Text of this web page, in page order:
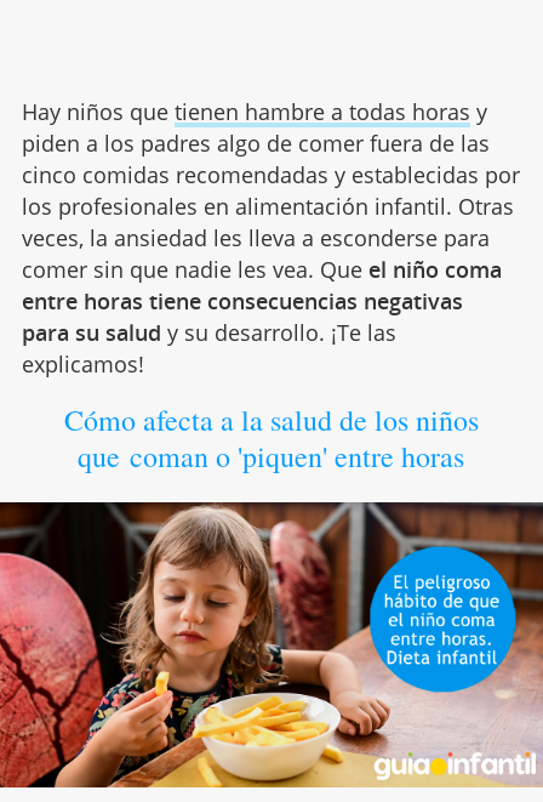
Hay niños que tienen hambre a todas horas y
piden a los padres algo de comer fuera de las
cinco comidas recomendadas y establecidas por
los profesionales en alimentación infantil. Otras
veces, la ansiedad les lleva a esconderse para
comer sin que nadie les vea. Que el niño coma
entre horas tiene consecuencias negativas
para su salud y su desarrollo. ¡Te las
explicamos!
Cómo afecta a la salud de los niños
que coman o 'piquen' entre horas